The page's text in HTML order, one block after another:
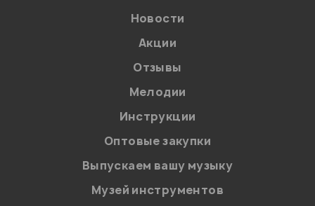
на обработку персональных данных в
Политикой в отношении обработки
персональных данных.
Введите проверочное число:
Новости
Акции
Отзывы
Мелодии
Инструкции
Оптовые закупки
Выпускаем вашу музыку
Музей инструментов